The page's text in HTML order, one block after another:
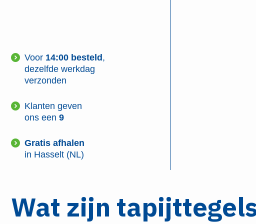
Voor 14:00 besteld ,
dezelfde werkdag
verzonden
Klanten geven
ons een 9
Gratis afhalen
in Hasselt (NL)
Wat zijn